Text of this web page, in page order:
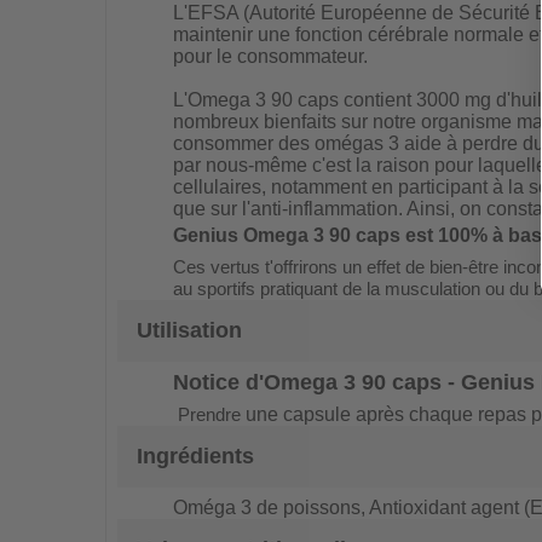
L'EFSA (Autorité Européenne de
maintenir une fonction cérébrale normale
pour le consommateur.
L'Omega 3 90 caps contient 3000 mg
nombreux bienfaits sur notre organisme
consommer des omégas 3 aide à perdre
par nous-même c'est la raison pour
cellulaires, notamment en participant à la
que sur l'anti-inflammation. Ainsi, on
Genius Omega 3 90 caps est 100% à
Ces vertus t'offrirons un effet de bien-être
au sportifs pratiquant de la musculation ou du
Utilisation
Notice d'Omega 3 90 caps -
Prendre une capsule après chaque repas
Ingrédients
Oméga 3 de poissons, Antioxidant agent